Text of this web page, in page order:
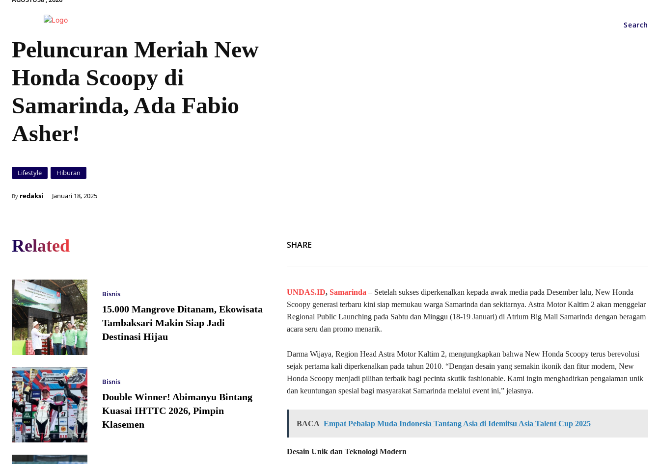
Search
Peluncuran Meriah New
Honda Scoopy di
Samarinda, Ada Fabio
Asher!
Lifestyle Hiburan
By redaksi Januari 18, 2025
Related
Bisnis
15.000 Mangrove Ditanam, Ekowisata
Tambaksari Makin Siap Jadi
Destinasi Hijau
Bisnis
Double Winner! Abimanyu Bintang
Kuasai IHTTC 2026, Pimpin
Klasemen
SHARE
UNDAS.ID, Samarinda – Setelah sukses diperkenalkan kepada awak media pada Desember lalu, New Honda
Scoopy generasi terbaru kini siap memukau warga Samarinda dan sekitarnya. Astra Motor Kaltim 2 akan menggelar
Regional Public Launching pada Sabtu dan Minggu (18-19 Januari) di Atrium Big Mall Samarinda dengan beragam
acara seru dan promo menarik.
Darma Wijaya, Region Head Astra Motor Kaltim 2, mengungkapkan bahwa New Honda Scoopy terus berevolusi
sejak pertama kali diperkenalkan pada tahun 2010. “Dengan desain yang semakin ikonik dan fitur modern, New
Honda Scoopy menjadi pilihan terbaik bagi pecinta skutik fashionable. Kami ingin menghadirkan pengalaman unik
dan keuntungan spesial bagi masyarakat Samarinda melalui event ini,” jelasnya.
BACA Empat Pebalap Muda Indonesia Tantang Asia di Idemitsu Asia Talent Cup 2025
Desain Unik dan Teknologi Modern